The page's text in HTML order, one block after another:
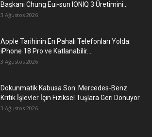
Başkanı Chung Eui-sun IONIQ 3 Üretimini...
3 Ağustos 2026
Apple Tarihinin En Pahalı Telefonları Yolda:
iPhone 18 Pro ve Katlanabilir...
3 Ağustos 2026
Dokunmatik Kabusa Son: Mercedes-Benz
Kritik İşlevler İçin Fiziksel Tuşlara Geri Dönüyor
3 Ağustos 2026